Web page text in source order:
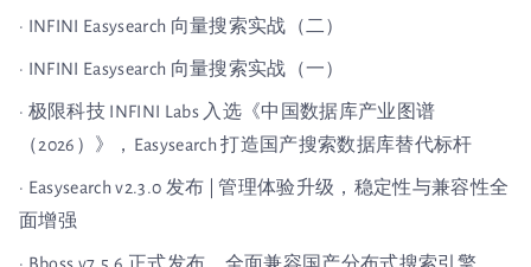
· INFINI Easysearch 向量搜索实战（二）
· INFINI Easysearch 向量搜索实战（一）
· 极限科技 INFINI Labs 入选《中国数据库产业图谱
（2026）》，Easysearch 打造国产搜索数据库替代标杆
· Easysearch v2.3.0 发布 | 管理体验升级，稳定性与兼容性全
面增强
· Bboss v7.5.6 正式发布，全面兼容国产分布式搜索引擎